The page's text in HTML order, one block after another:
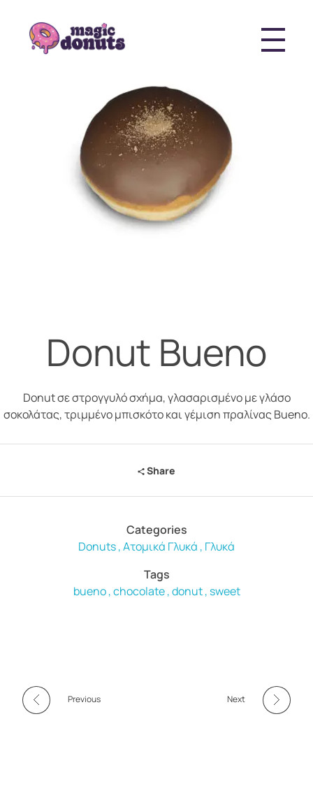
Donut Bueno
Donut σε στρογγυλό σχήμα, γλασαρισμένο με γλάσο
σοκολάτας, τριμμένο μπισκότο και γέμιση πραλίνας Bueno.
Share
Categories
Donuts Ατομικά Γλυκά Γλυκά
Tags
bueno chocolate donut sweet
Previous Next